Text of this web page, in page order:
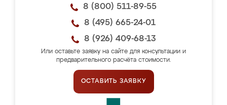
8 (800) 511-89-55
8 (495) 665-24-01
8 (926) 409-68-13
Или оставьте заявку на сайте для консультации и
предварительного расчёта стоимости.
ОСТАВИТЬ ЗАЯВКУ